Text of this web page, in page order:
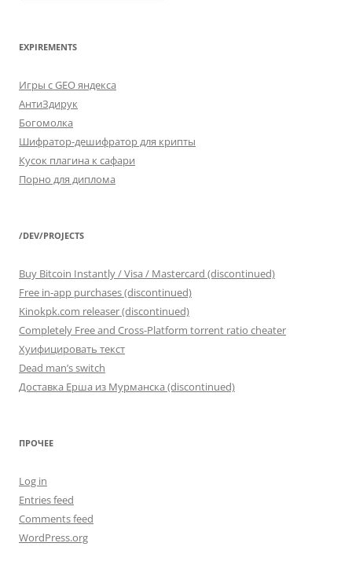
EXPIREMENTS
Игры с GEO яндекса
АнтиЗдирук
Богомолка
Шифратор-дешифратор для крипты
Кусок плагина к сафари
Порно для диплома
/DEV/PROJECTS
Buy Bitcoin Instantly / Visa / Mastercard (discontinued)
Free in-app purchases (discontinued)
Kinokpk.com releaser (discontinued)
Completely Free and Cross-Platform torrent ratio cheater
Хуифицировать текст
Dead man’s switch
Доставка Ерша из Мурманска (discontinued)
ПРОЧЕЕ
Log in
Entries feed
Comments feed
WordPress.org